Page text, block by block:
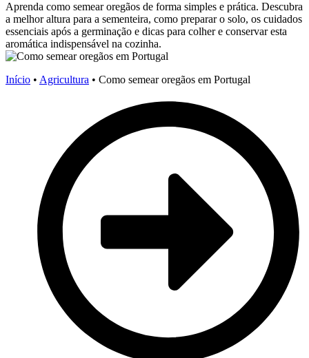
Aprenda como semear oregãos de forma simples e prática. Descubra
a melhor altura para a sementeira, como preparar o solo, os cuidados
essenciais após a germinação e dicas para colher e conservar esta
aromática indispensável na cozinha.
Início • Agricultura • Como semear oregãos em Portugal